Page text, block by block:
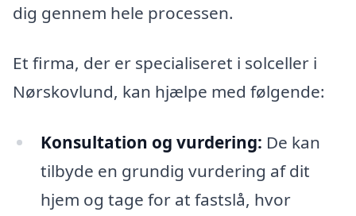
dig gennem hele processen.
Et firma, der er specialiseret i solceller i
Nørskovlund, kan hjælpe med følgende:
Konsultation og vurdering: De kan
tilbyde en grundig vurdering af dit
hjem og tage for at fastslå, hvor